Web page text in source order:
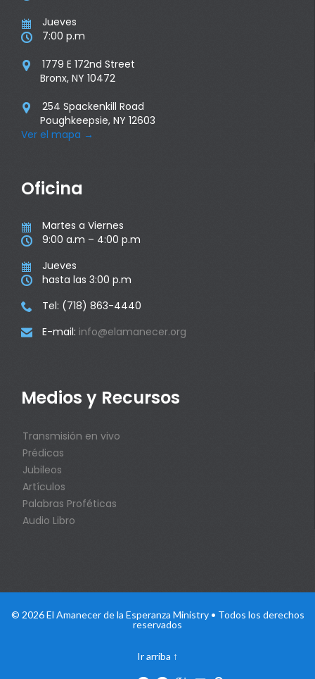
 Jueves
 7:00 p.m

1779 E 172nd Street
Bronx, NY 10472

254 Spackenkill Road
Poughkeepsie, NY 12603
Ver el mapa →
Oficina
 Martes a Viernes
 9:00 a.m – 4:00 p.m
 Jueves
 hasta las 3:00 p.m
 Tel: (718) 863-4440
 E-mail: info@elamanecer.org
Medios y Recursos
Transmisión en vivo
Prédicas
Jubileos
Artículos
Palabras Proféticas
Audio Libro
© 2026 El Amanecer de la Esperanza Ministry • Todos los derechos
reservados
Ir arriba ↑